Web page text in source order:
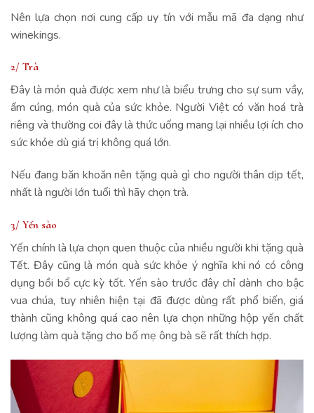
Nên lựa chọn nơi cung cấp uy tín với mẫu mã đa dạng như
winekings.
2/ Trà
Đây là món quà được xem như là biểu trưng cho sự sum vầy,
ấm cúng, món quà của sức khỏe. Người Việt có văn hoá trà
riêng và thường coi đây là thức uống mang lại nhiều lợi ích cho
sức khỏe dù giá trị không quá lớn.
Nếu đang băn khoăn nên tặng quà gì cho người thân dịp tết,
nhất là người lớn tuổi thì hãy chọn trà.
3/ Yến sào
Yến chính là lựa chọn quen thuộc của nhiều người khi tặng quà
Tết. Đây cũng là món quà sức khỏe ý nghĩa khi nó có công
dụng bồi bổ cực kỳ tốt. Yến sào trước đây chỉ dành cho bậc
vua chúa, tuy nhiên hiện tại đã được dùng rất phổ biến, giá
thành cũng không quá cao nên lựa chọn những hộp yến chất
lượng làm quà tặng cho bố mẹ ông bà sẽ rất thích hợp.